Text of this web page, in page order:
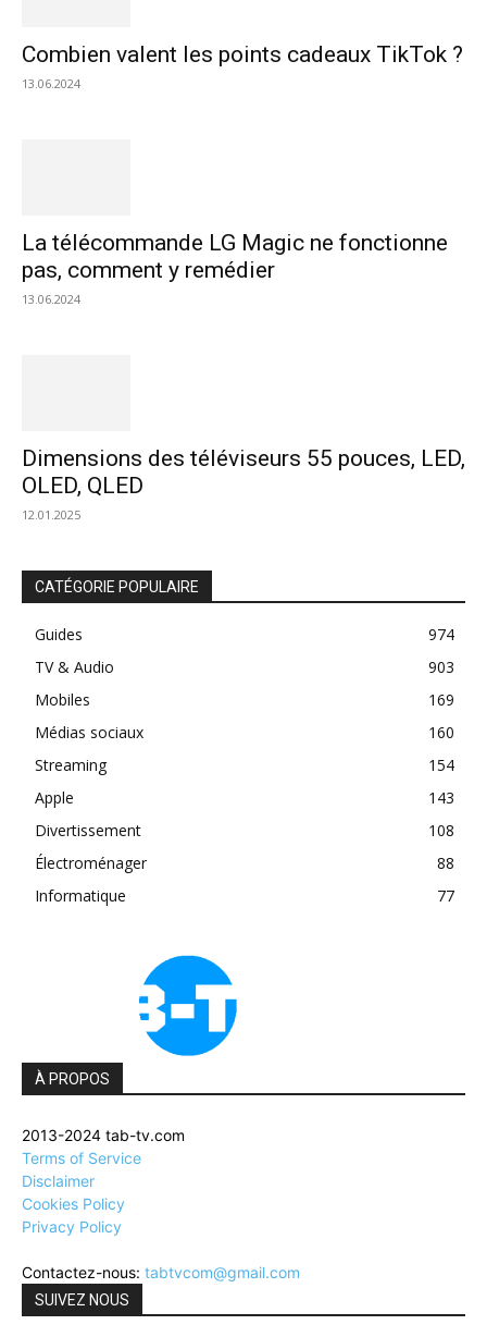
Combien valent les points cadeaux TikTok ?
13.06.2024
La télécommande LG Magic ne fonctionne
pas, comment y remédier
13.06.2024
Dimensions des téléviseurs 55 pouces, LED,
OLED, QLED
12.01.2025
CATÉGORIE POPULAIRE
Guides
974
TV & Audio
903
Mobiles
169
Médias sociaux
160
Streaming
154
Apple
143
Divertissement
108
Électroménager
88
Informatique
77
À PROPOS
2013-2024 tab-tv.com
Terms of Service
Disclaimer
Cookies Policy
Privacy Policy
Contactez-nous: tabtvcom@gmail.com
SUIVEZ NOUS